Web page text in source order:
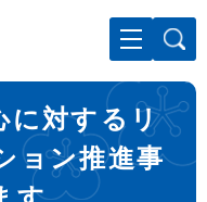
本文へ
に対するリ
ョン推進事